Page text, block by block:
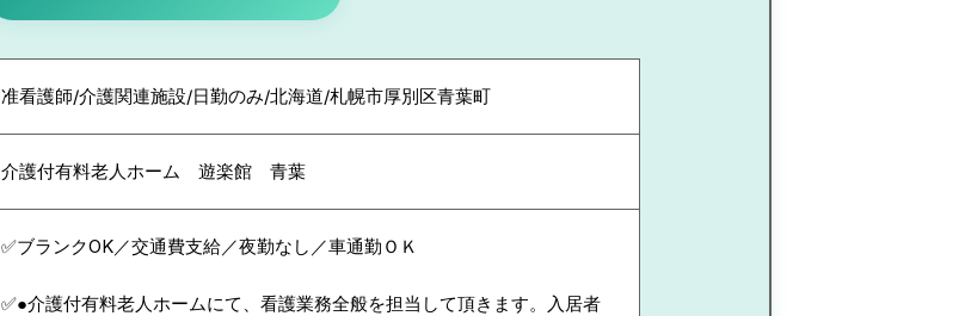
准看護師/介護関連施設/日勤のみ/北海道/札幌市厚別区青葉町
介護付有料老人ホーム 遊楽館 青葉
✅ブランクOK／交通費支給／夜勤なし／車通勤ＯＫ
✅●介護付有料老人ホームにて、看護業務全般を担当して頂きます。入居者